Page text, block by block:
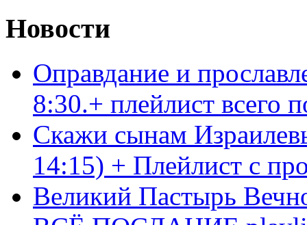
Новости
Оправдание и
8:30.+ плейлист
Скажи сынам
14:15) + Плейлист с
Великий Пастырь